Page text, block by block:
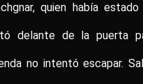
quien había
delante de la puerta
no intentó escapar.